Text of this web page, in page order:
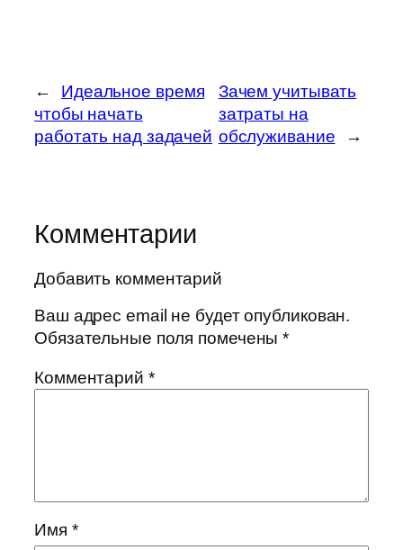
←
Идеальное время
чтобы начать
работать над задачей
Зачем учитывать
затраты на
обслуживание
→
Комментарии
Добавить комментарий
Ваш адрес email не будет опубликован.
Обязательные поля помечены*
Комментарий *
Имя *